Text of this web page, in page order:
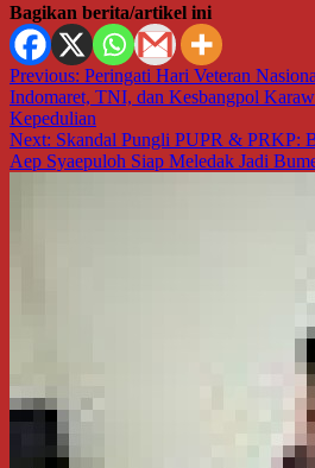
Bagikan berita/artikel ini
Navigasi
pos
Previous: Peringati Hari Veteran
Indomaret, TNI, dan Kesbangpol
Kepedulian
Next: Skandal Pungli PUPR & PRKP:
Aep Syaepuloh Siap Meledak Jadi